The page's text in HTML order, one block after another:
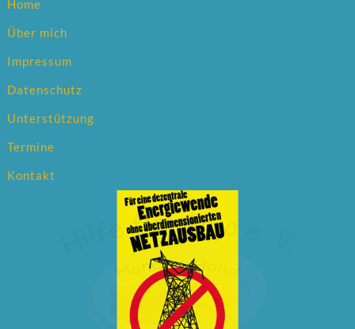
Home
Über mich
Impressum
Datenschutz
Unterstützung
Termine
Kontakt